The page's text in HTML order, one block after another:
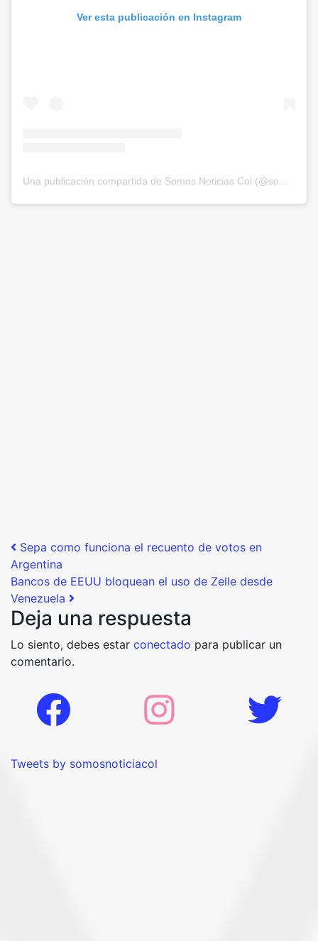
Ver esta publicación en Instagram
Post navigation
Sepa como funciona el recuento de votos en
Argentina
Bancos de EEUU bloquean el uso de Zelle desde
Venezuela
Deja una respuesta
Lo siento, debes estar conectado para publicar un
comentario.
Tweets by somosnoticiacol